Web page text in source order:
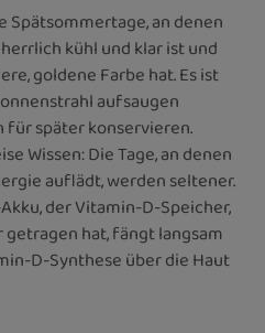
Spätsommertage, an denen
kühl und klar ist und
goldene Farbe hat. Es ist
aufsaugen
für später konservieren.
Wissen: Die Tage, an denen
auflädt, werden seltener.
der Vitamin-D-Speicher,
hat, fängt langsam
D-Synthese über die Haut